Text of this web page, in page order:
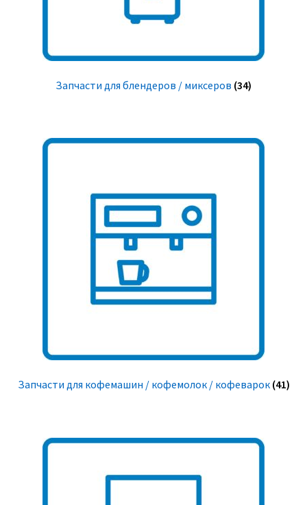
Запчасти для блендеров / миксеров (34)
Запчасти для кофемашин / кофемолок / кофеварок (41)